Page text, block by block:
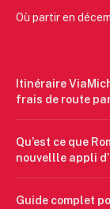
Où partir en
Itinéraire
frais de route
Qu’est ce que
nouvellle appli
Guide complet